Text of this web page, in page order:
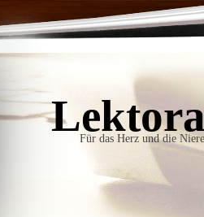
Für das Herz und die